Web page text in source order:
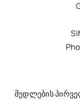
მედლების